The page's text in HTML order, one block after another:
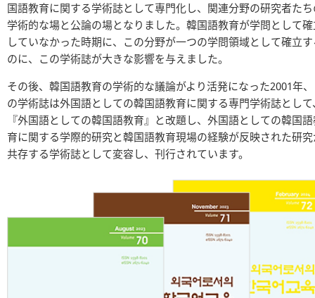
国語教育に関する学術誌として専門化し、関連分野の研究者た
学術的な場と公論の場となりました。韓国語教育が学問として
していなかった時期に、この分野が一つの学問領域として確立
のに、この学術誌が大きな影響を与えました。
その後、韓国語教育の学術的な議論がより活発になった2001年
の学術誌は外国語としての韓国語教育に関する専門学術誌として
『外国語としての韓国語教育』と改題し、外国語としての韓国
育に関する学際的研究と韓国語教育現場の経験が反映された研
共存する学術誌として変容し、刊行されています。